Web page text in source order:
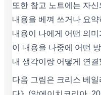
또한 참고 노트에는 자
내용을 베껴 쓰거나 요
내용이 나에게 어떤 의
이 내용을 나중에 어떤
내 생각이랑 어떻게 연
다음 그림은 크리스 베